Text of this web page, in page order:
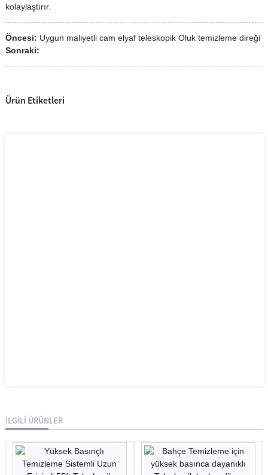
kolaylaştırır.
Öncesi: Uygun maliyetli cam elyaf teleskopik Oluk temizleme direği
Sonraki:
Ürün Etiketleri
İLGİLİ ÜRÜNLER